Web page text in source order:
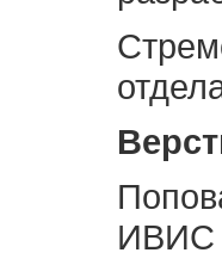
ИВИС